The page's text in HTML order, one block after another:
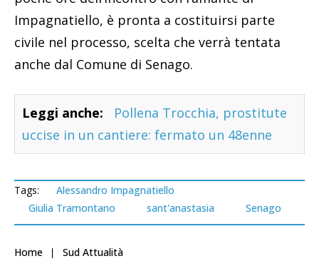
Impagnatiello, è pronta a costituirsi parte
civile nel processo, scelta che verrà tentata
anche dal Comune di Senago.
Leggi anche:
Pollena Trocchia, prostitute
uccise in un cantiere: fermato un 48enne
Tags:
Alessandro Impagnatiello
Giulia Tramontano
sant'anastasia Senago
Home Sud Attualità